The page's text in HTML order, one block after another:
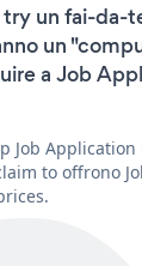
un fai-da-
un
a Job
Job Application
to offrono